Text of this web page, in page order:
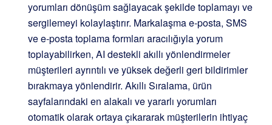
yorumları dönüşüm sağlayacak şekilde toplamayı ve
sergilemeyi kolaylaştırır. Markalaşma e-posta, SMS
ve e-posta toplama formları aracılığıyla yorum
toplayabilirken, AI destekli akıllı yönlendirmeler
müşterileri ayrıntılı ve yüksek değerli geri bildirimler
bırakmaya yönlendirir. Akıllı Sıralama, ürün
sayfalarındaki en alakalı ve yararlı yorumları
otomatik olarak ortaya çıkararak müşterilerin ihtiyaç